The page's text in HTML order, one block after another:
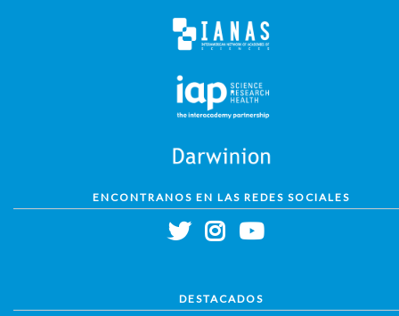
ENCONTRANOS EN LAS REDES SOCIALES
DESTACADOS